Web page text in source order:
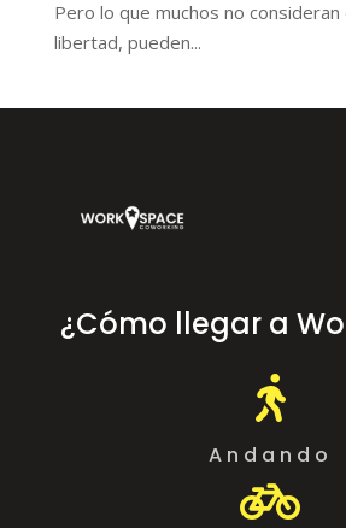
Pero lo que muchos no
libertad, pueden...
¿Cómo llegar a

Andando
